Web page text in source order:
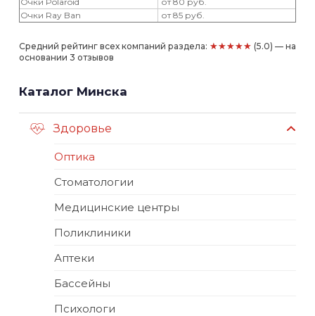
Очки Ray Ban
от 85 руб.
Средний рейтинг всех компаний раздела: ★★★★★ (5.0) — на
основании 3 отзывов
Каталог Минска
Здоровье
Оптика
Стоматологии
Медицинские центры
Поликлиники
Аптеки
Бассейны
Психологи